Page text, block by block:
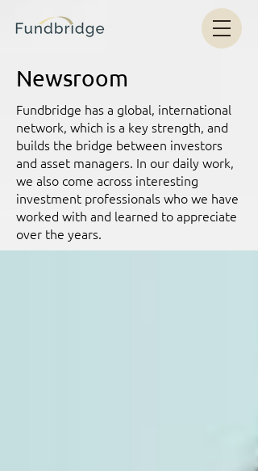
Newsroom
Fundbridge has a global, international
network, which is a key strength, and
builds the bridge between investors
and asset managers. In our daily work,
we also come across interesting
investment professionals who we have
worked with and learned to appreciate
over the years.